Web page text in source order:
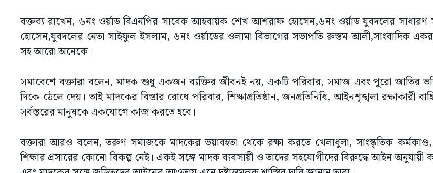
বক্তব্য রাখেন, ৬নং ওর্য়াড বিএনপির সাবেক আহবায়ক শেখ আশরাফ হোসেন,৬নং ওর্য়াড যুবদলের
হোসেন,যুবদলের নেতা সাইফুল ইসলাম, ৬নং ওর্য়াডের ওলামা বিভাগের সভাপতি রুস্তম আলী,সাংবাদিক
সহ আরো অনেকে।
সমাবেশে বক্তারা বলেন, মাদক শুধু একজন ব্যক্তির জীবনই নয়, একটি পরিবার, সমাজ এবং পুরো জাতির
দিকে ঠেলে দেয়। তাই মাদকের বিস্তার রোধে পরিবার, শিক্ষাপ্রতিষ্ঠান, জনপ্রতিনিধি, আইনশৃঙ্খলা রক্ষাকারী
সর্বস্তরের মানুষকে একযোগে কাজ করতে হবে।
বক্তারা আরও বলেন, তরুণ সমাজকে মাদকের ভয়াবহতা থেকে রক্ষা করতে খেলাধুলা, সাংস্কৃতিক
শিক্ষার প্রসারের কোনো বিকল্প নেই। একই সঙ্গে মাদক ব্যবসায়ী ও তাদের সহযোগীদের বিরুদ্ধে আইন অনুযায়ী